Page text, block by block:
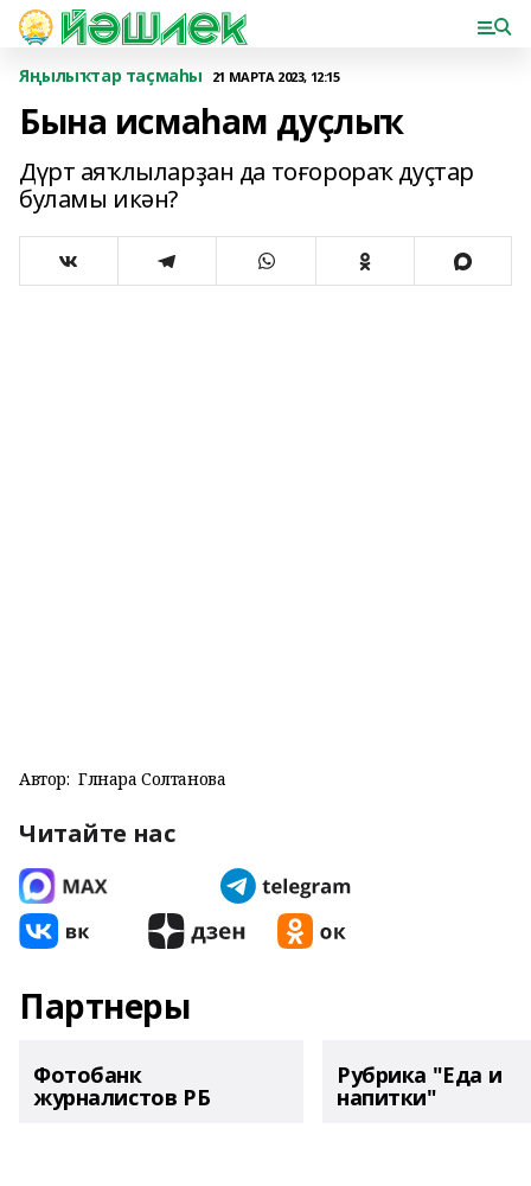
Яңылыҡтар таҫмаһы 21 МАРТА 2023, 12:15
Бына исмаһам дуҫлыҡ
Дүрт аяҡлыларҙан да тоғорораҡ дуҫтар
буламы икән?
Автор: Гөлнара Солтанова
Читайте нас
Партнеры
Фотобанк
журналистов РБ
Рубрика "Еда и
напитки"